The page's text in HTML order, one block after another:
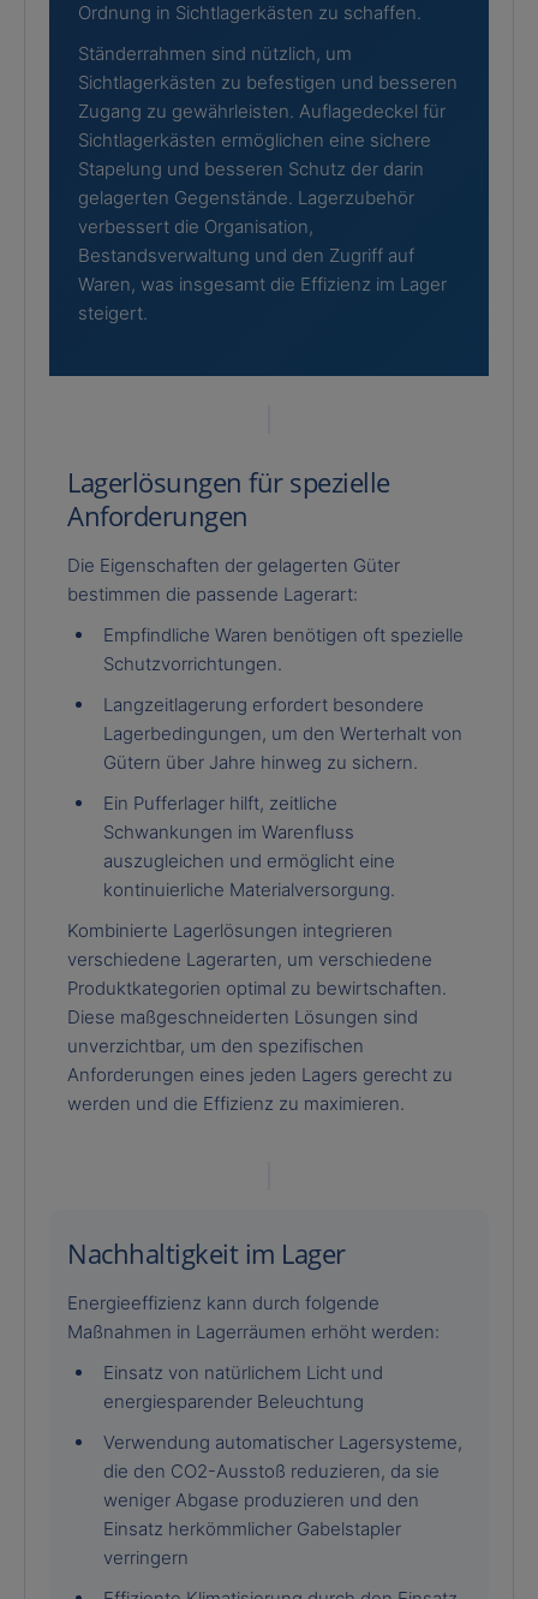
Ordnung in Sichtlagerkästen zu schaffen.
Ständerrahmen sind nützlich, um
Sichtlagerkästen zu befestigen und besseren
Zugang zu gewährleisten. Auflagedeckel für
Sichtlagerkästen ermöglichen eine sichere
Stapelung und besseren Schutz der darin
gelagerten Gegenstände. Lagerzubehör
verbessert die Organisation,
Bestandsverwaltung und den Zugriff auf
Waren, was insgesamt die Effizienz im Lager
steigert.
Lagerlösungen für spezielle
Anforderungen
Die Eigenschaften der gelagerten Güter
bestimmen die passende Lagerart:
Empfindliche Waren benötigen oft spezielle
Schutzvorrichtungen.
Langzeitlagerung erfordert besondere
Lagerbedingungen, um den Werterhalt von
Gütern über Jahre hinweg zu sichern.
Ein Pufferlager hilft, zeitliche
Schwankungen im Warenfluss
auszugleichen und ermöglicht eine
kontinuierliche Materialversorgung.
Kombinierte Lagerlösungen integrieren
verschiedene Lagerarten, um verschiedene
Produktkategorien optimal zu bewirtschaften.
Diese maßgeschneiderten Lösungen sind
unverzichtbar, um den spezifischen
Anforderungen eines jeden Lagers gerecht zu
werden und die Effizienz zu maximieren.
Nachhaltigkeit im Lager
Energieeffizienz kann durch folgende
Maßnahmen in Lagerräumen erhöht werden:
Einsatz von natürlichem Licht und
energiesparender Beleuchtung
Verwendung automatischer Lagersysteme,
die den CO2-Ausstoß reduzieren, da sie
weniger Abgase produzieren und den
Einsatz herkömmlicher Gabelstapler
verringern